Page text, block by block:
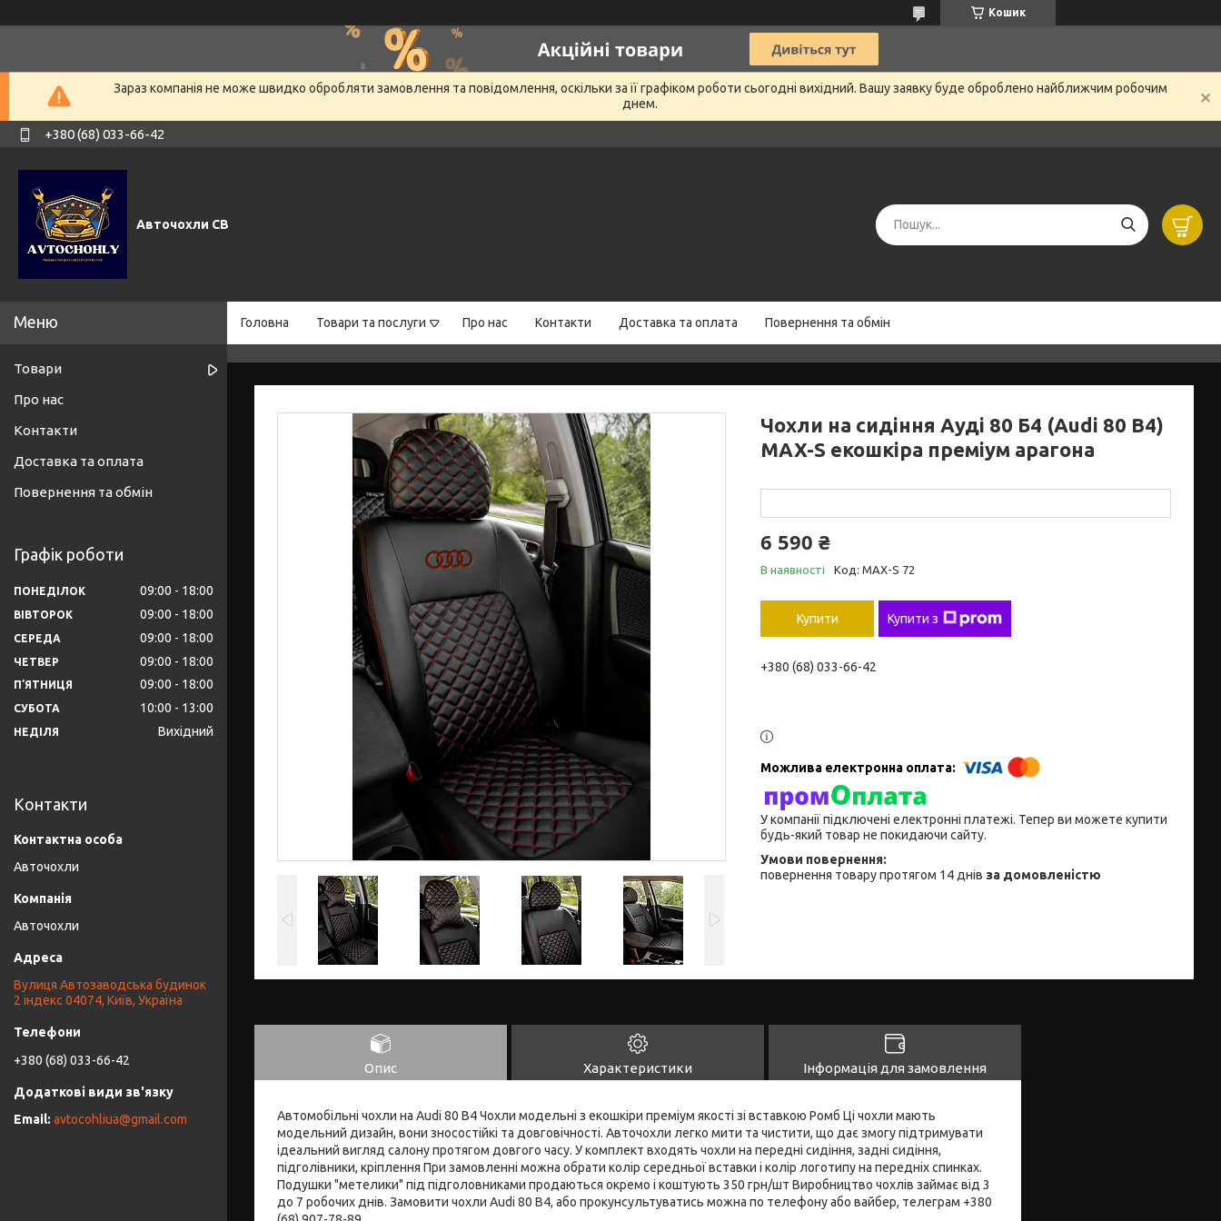
Кошик
Зараз компанія не може швидко обробляти замовлення та повідомлення, оскільки за її графіком роботи сьогодні вихідний. Вашу заявку буде оброблено найближчим робочим
днем.
+380 (68) 033-66-42
Авточохли СВ
Головна Товари та послуги Про нас Контакти Доставка та оплата Повернення та обмін
Чохли на сидіння Ауді 80 Б4 (Audi 80 B4)
MAX-S екошкіра преміум арагона
6 590 ₴
В наявності Код: MAX-S 72
Купити Купити з
+380 (68) 033-66-42
У компанії підключені електронні платежі. Тепер ви можете купити
будь-який товар не покидаючи сайту.
повернення товару протягом 14 днів за домовленістю
Опис Характеристики Інформація для замовлення
Автомобільні чохли на Audi 80 B4 Чохли модельні з екошкіри преміум якості зі вставкою Ромб Ці чохли мають
модельний дизайн, вони зносостійкі та довговічності. Авточохли легко мити та чистити, що дає змогу підтримувати
ідеальний вигляд салону протягом довгого часу. У комплект входять чохли на передні сидіння, задні сидіння,
підголівники, кріплення При замовленні можна обрати колір середньої вставки і колір логотипу на передніх спинках.
Подушки "метелики" під підголовниками продаються окремо і коштують 350 грн/шт Виробництво чохлів займає від 3
до 7 робочих днів. Замовити чохли Audi 80 B4, або прокунсультуватись можна по телефону або вайбер, телеграм +380
Товари
Про нас
Контакти
Доставка та оплата
Повернення та обмін
Графік роботи
ПОНЕДІЛОК 09:00 18:00
ВІВТОРОК 09:00 18:00
СЕРЕДА 09:00 18:00
ЧЕТВЕР 09:00 18:00
ПʼЯТНИЦЯ 09:00 18:00
СУБОТА 10:00 13:00
НЕДІЛЯ Вихідний
Контакти
Авточохли
Авточохли
Вулиця Автозаводська будинок
2 індекс 04074, Київ, Україна
+380 (68) 033-66-42
avtocohliua@gmail.com